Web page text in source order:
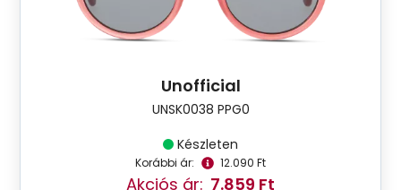
Unofficial
UNSK0038 PPG0
Készleten
Korábbi ár: 12.090 Ft
Akciós ár: 7.859 Ft